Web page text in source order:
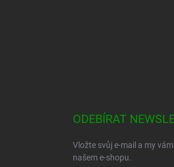
ODEBÍRAT
Vložte svůj e-mail a my
našem e-shopu.